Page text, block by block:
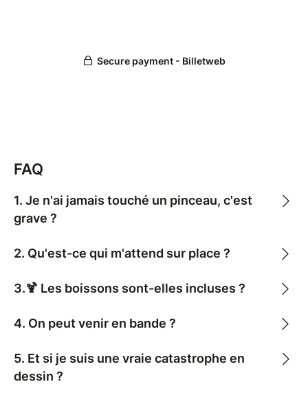
FAQ
1. Je n'ai jamais touché un pinceau, c'est
grave ?
2. Qu'est-ce qui m'attend sur place ?
3.🍹 Les boissons sont-elles incluses ?
4. On peut venir en bande ?
5. Et si je suis une vraie catastrophe en
dessin ?